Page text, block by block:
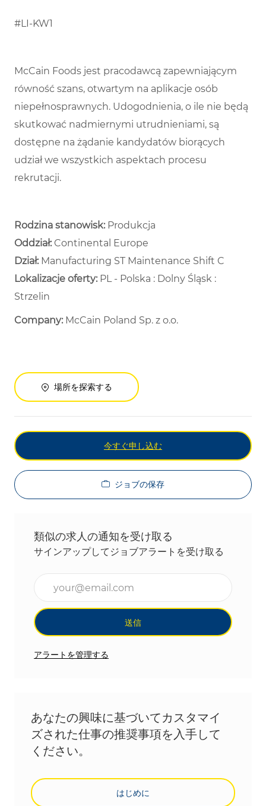
#LI-KW1
McCain Foods jest pracodawcą zapewniającym
równość szans, otwartym na aplikacje osób
niepełnosprawnych. Udogodnienia, o ile nie będą
skutkować nadmiernymi utrudnieniami, są
dostępne na żądanie kandydatów biorących
udział we wszystkich aspektach procesu
rekrutacji.
Rodzina stanowisk: Produkcja
Oddział: Continental Europe
Dział: ​ Manufacturing ST Maintenance Shift C ​
Lokalizacje oferty:PL - Polska : Dolny Śląsk :
Strzelin
Company: McCain Poland Sp. z o.o.
場所を探索する
今すぐ申し込む
ジョブの保存
類似の求人の通知を受け取る
サインアップしてジョブアラートを受け取る
送信
アラートを管理する
あなたの興味に基づいてカスタマイ
ズされた仕事の推奨事項を入手して
ください。
はじめに